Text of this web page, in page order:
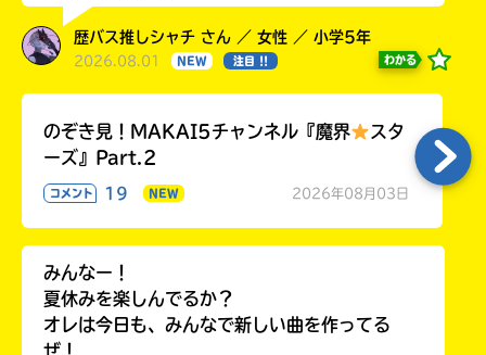
歴バス推しシャチ さん ／ 女性 ／ 小学5年
2026.08.01 NEW 注目 !! わかる
のぞき見！MAKAI5チャンネル『魔界
スタ
ーズ』Part.2
コメント 19 NEW 2026年08月03日
みんなー！
夏休みを楽しんでるか？
オレは今日も、みんなで新しい曲を作ってる
ぜ！